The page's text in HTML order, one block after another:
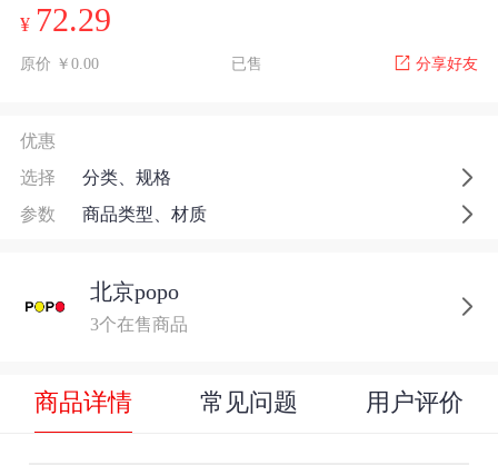
¥ 72.29
原价 ￥0.00 已售 分享好友
优惠
选择
分类、规格
参数
商品类型、材质
北京popo
3个在售商品
商品详情 常见问题 用户评价